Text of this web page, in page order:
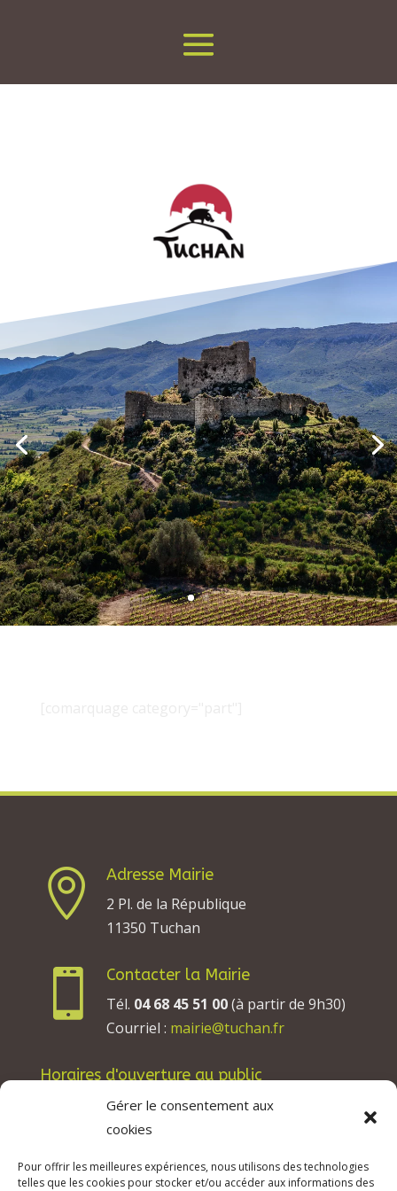
Gérer le consentement aux
cookies
Pour offrir les meilleures expériences, nous utilisons des technologies
telles que les cookies pour stocker et/ou accéder aux informations des

Adresse Mairie
2 Pl. de la République
11350 Tuchan

Contacter la Mairie
Tél. 04 68 45 51 00(à partir de 9h30)
Courriel : mairie@tuchan.fr
Horaires d'ouverture au public
Les lundis, mardis et jeudis : de 8h à 12h et de
13h30 à 17h30.
Les vendredis : de 8h à 12h.